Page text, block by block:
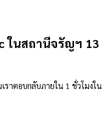
ในสถานีจรัญฯ 13
ราตอบกลับภายใน 1 ชั่วโมงใน